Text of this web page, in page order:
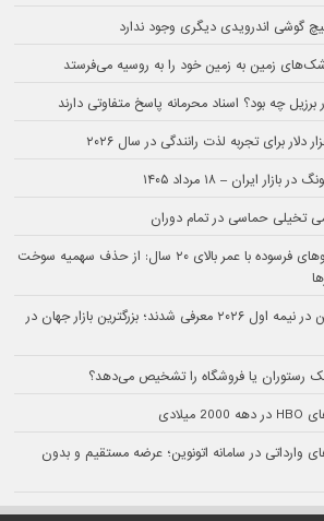
زمین به زمین خود را به روسیه می‌فرستد
چه بود؟ اسناد محرمانه پاسخ متفاوتی دارند
ایران – ۱۸ مرداد ۱۴۰۵
محدودیت‌های جدید خودروهای فرسوده با عمر بالای ۲۰ سال: از حذف سهمیه سوخت
پرفروش‌ترین خودروهای چین در نیمه اول ۲۰۲۶ معرفی شدند؛ بزرگترین بازار جهان در
رستوران یا فروشگاه را تشخیص می‌دهد؟
وارداتی در سامانه اتونوین؛ عرضه مستقیم و بدون